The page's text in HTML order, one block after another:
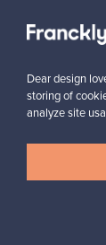
Dear design
storing of
analyze site